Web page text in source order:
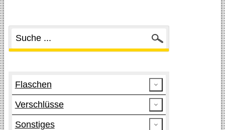
Flaschen
Verschlüsse
Sonstiges